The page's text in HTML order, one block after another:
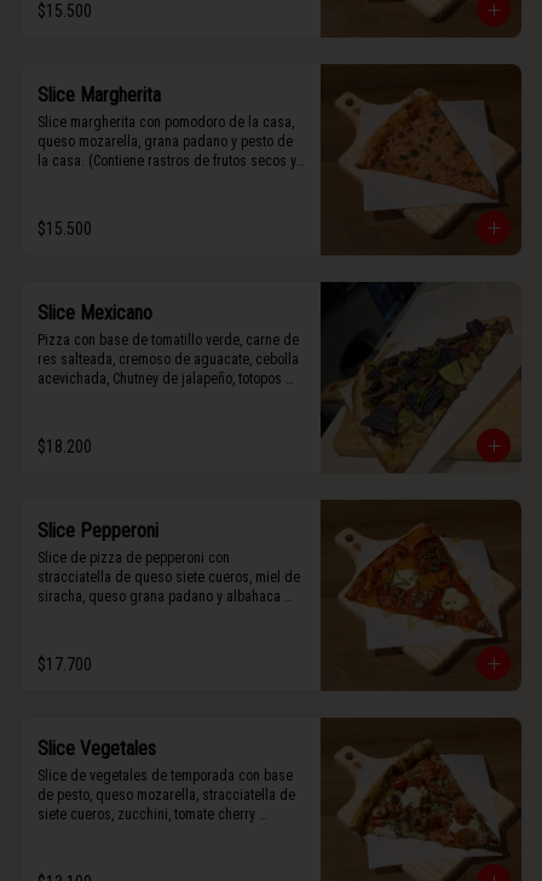
$15.500
Slice Margherita
Slice margherita con pomodoro de la casa,
queso mozarella, grana padano y pesto de
la casa. (Contiene rastros de frutos secos y
$15.500
Slice Mexicano
Pizza con base de tomatillo verde, carne de
res salteada, cremoso de aguacate, cebolla
acevichada, Chutney de jalapeño, totopos
$18.200
Slice Pepperoni
Slice de pizza de pepperoni con
stracciatella de queso siete cueros, miel de
siracha, queso grana padano y albahaca
$17.700
Slice Vegetales
Slice de vegetales de temporada con base
de pesto, queso mozarella, stracciatella de
siete cueros, zucchini, tomate cherry
fresca.